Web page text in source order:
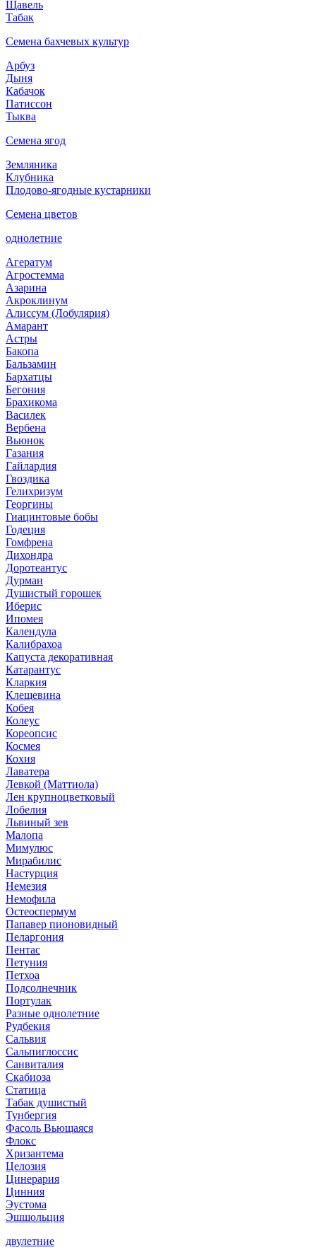
Щавель
Табак
Семена бахчевых культур
Арбуз
Дыня
Кабачок
Патиссон
Тыква
Семена ягод
Земляника
Клубника
Плодово-ягодные кустарники
Семена цветов
однолетние
Агератум
Агростемма
Азарина
Акроклинум
Алиссум (Лобулярия)
Амарант
Астры
Бакопа
Бальзамин
Бархатцы
Бегония
Брахикома
Василек
Вербена
Вьюнок
Газания
Гайлардия
Гвоздика
Гелихризум
Георгины
Гиацинтовые бобы
Годеция
Гомфрена
Дихондра
Доротеантус
Дурман
Душистый горошек
Иберис
Ипомея
Календула
Калибрахоа
Капуста декоративная
Катарантус
Кларкия
Клещевина
Кобея
Колеус
Кореопсис
Космея
Кохия
Лаватера
Левкой (Маттиола)
Лен крупноцветковый
Лобелия
Львиный зев
Малопа
Мимулюс
Мирабилис
Настурция
Немезия
Немофила
Остеоспермум
Папавер пионовидный
Пеларгония
Пентас
Петуния
Петхоа
Подсолнечник
Портулак
Разные однолетние
Рудбекия
Сальвия
Сальпиглоссис
Санвиталия
Скабиоза
Статица
Табак душистый
Тунбергия
Фасоль Вьющаяся
Флокс
Хризантема
Целозия
Цинерария
Цинния
Эустома
Эшшольция
двулетние